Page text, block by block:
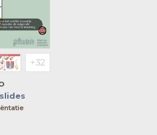
slides